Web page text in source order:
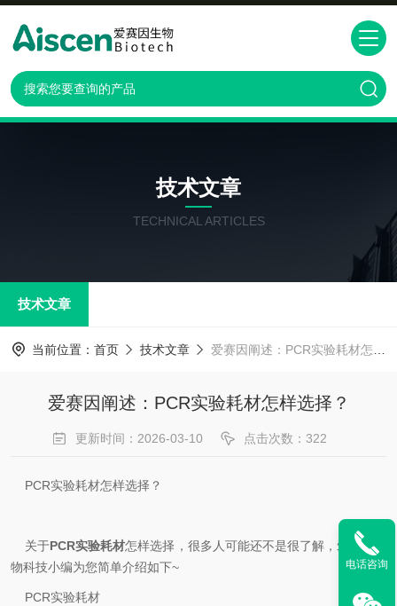
技术文章
TECHNICAL ARTICLES
技术文章
当前位置： 首页 技术文章 爱赛因阐述：PCR实验耗材怎样选择？
爱赛因阐述：PCR实验耗材怎样选择？
更新时间：2026-03-10 点击次数：322
PCR实验耗材怎样选择？
关于PCR实验耗材怎样选择，很多人可能还不是很了解，爱赛因生
物科技小编为您简单介绍如下~
PCR实验耗材
电话咨询